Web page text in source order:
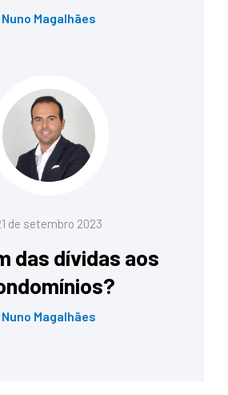
Nuno Magalhães
de setembro 2023
das dívidas aos
Nuno Magalhães